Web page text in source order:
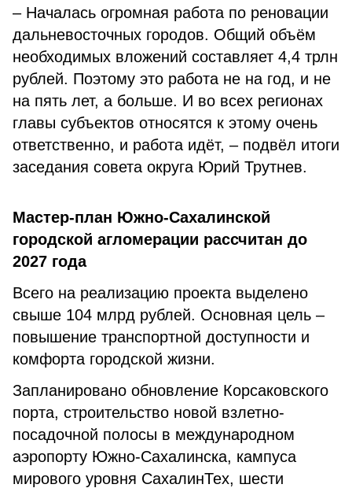
– Началась огромная работа по реновации
дальневосточных городов. Общий объём
необходимых вложений составляет 4,4 трлн
рублей. Поэтому это работа не на год, и не
на пять лет, а больше. И во всех регионах
главы субъектов относятся к этому очень
ответственно, и работа идёт, – подвёл итоги
заседания совета округа Юрий Трутнев.
Мастер-план Южно-Сахалинской
городской агломерации рассчитан до
2027 года
Всего на реализацию проекта выделено
свыше 104 млрд рублей. Основная цель –
повышение транспортной доступности и
комфорта городской жизни.
Запланировано обновление Корсаковского
порта, строительство новой взлетно-
посадочной полосы в международном
аэропорту Южно-Сахалинска, кампуса
мирового уровня СахалинТех, шести